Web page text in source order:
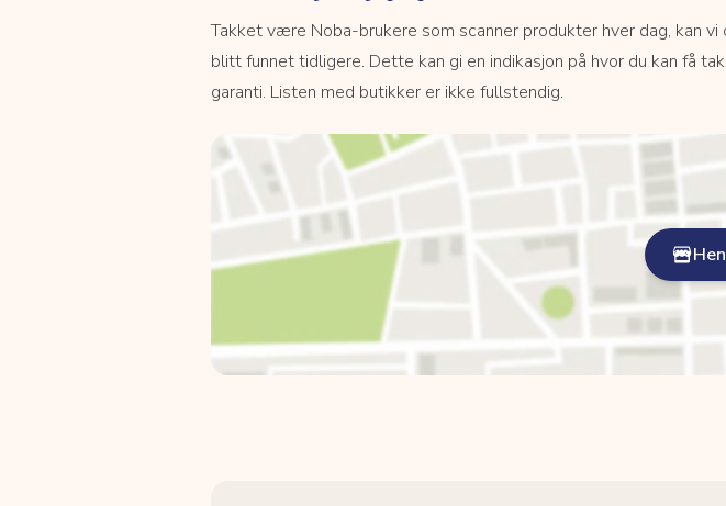
Takket være Noba-brukere som scanner produkter hver dag, kan
blitt funnet tidligere. Dette kan gi en indikasjon på hvor du kan få
garanti. Listen med butikker er ikke fullstendig.